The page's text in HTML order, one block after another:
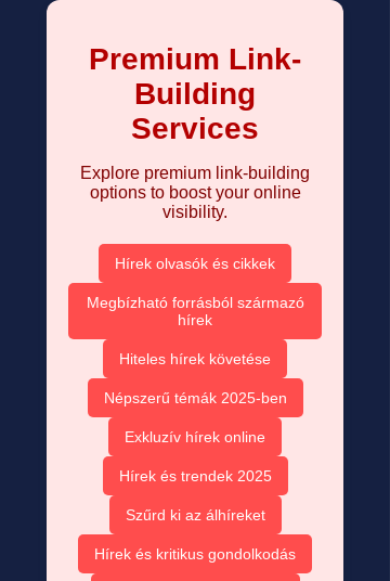
Premium Link-
Building
Services
Explore premium link-building
options to boost your online
visibility.
Hírek olvasók és cikkek
Megbízható forrásból származó
hírek
Hiteles hírek követése
Népszerű témák 2025-ben
Exkluzív hírek online
Hírek és trendek 2025
Szűrd ki az álhíreket
Hírek és kritikus gondolkodás